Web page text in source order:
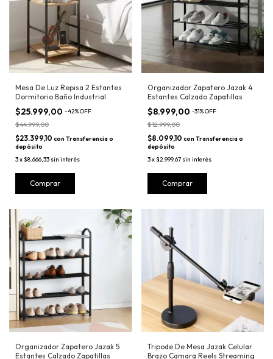
Mesa De Luz Repisa 2 Estantes
Dormitorio Baño Industrial
$25.999,00 -42%OFF
$44.999,00
$23.399,10 con Transferencia o
depósito
3x$8.666,33 sin interés
Comprar
Organizador Zapatero Jazak 4
Estantes Calzado Zapatillas
$8.999,00 -31%OFF
$12.999,00
$8.099,10 con Transferencia o
depósito
3x$2.999,67 sin interés
Comprar
Organizador Zapatero Jazak 5
Estantes Calzado Zapatillas
Tripode De Mesa Jazak Celular
Brazo Camara Reels Streaming